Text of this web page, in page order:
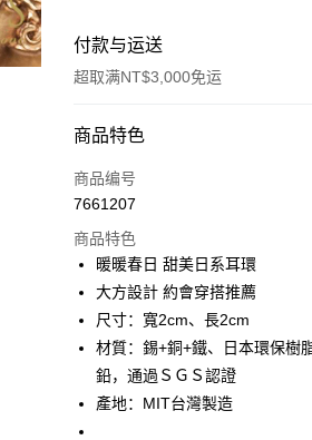
付款与运送
超取满NT$3,000免运
付款方式
信用卡一次付款
3期 0利率，每期 NT$230
合作金库商业银行
华南商业银行
国泰世华商业银行
台湾中小企业银行
汇丰（台湾）商业银行
6期 0利率，每期NT$115
合作金库商业银行
华南商业银行
上海商业储蓄银行
台湾中小企业银行
LINE Pay
Apple Pay
街口支付
商品特色
商品编号
7661207
商品特色
暖暖春日 甜美日系耳環
大方設計 約會穿搭推薦
尺寸：寬2cm、長2cm
材質：錫+銅+鐵、日本環保樹
鉛，通過ＳＧＳ認證
產地：MIT台灣製造